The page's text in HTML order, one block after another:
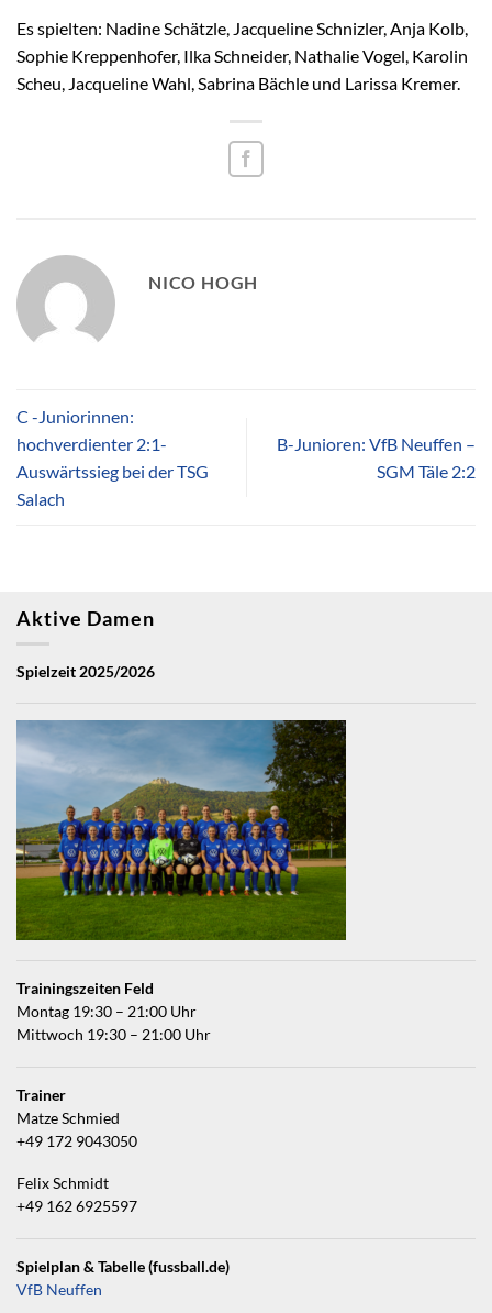
Es spielten: Nadine Schätzle, Jacqueline Schnizler, Anja Kolb,
Sophie Kreppenhofer, Ilka Schneider, Nathalie Vogel, Karolin
Scheu, Jacqueline Wahl, Sabrina Bächle und Larissa Kremer.
NICO HOGH
C -Juniorinnen:
hochverdienter 2:1-
Auswärtssieg bei der TSG
Salach
B-Junioren: VfB Neuffen –
SGM Täle 2:2
Aktive Damen
Spielzeit 2025/2026
Trainingszeiten Feld
Montag 19:30 – 21:00 Uhr
Mittwoch 19:30 – 21:00 Uhr
Trainer
Matze Schmied
+49 172 9043050
Felix Schmidt
+49 162 6925597
Spielplan & Tabelle (fussball.de)
VfB Neuffen